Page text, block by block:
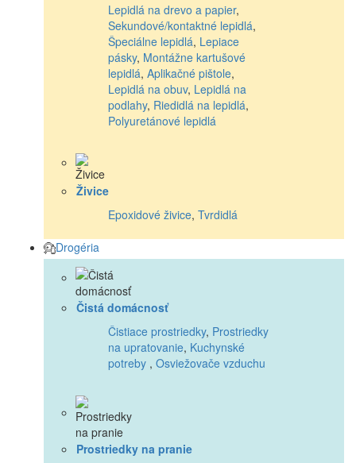
Lepidlá na drevo a papier,
Sekundové/kontaktné lepidlá,
Špeciálne lepidlá, Lepiace
pásky, Montážne kartušové
lepidlá, Aplikačné pištole,
Lepidlá na obuv, Lepidlá na
podlahy, Riedidlá na lepidlá,
Polyuretánové lepidlá
Živice
Epoxidové živice, Tvrdidlá
Drogéria
Čistá domácnosť
Čistiace prostriedky, Prostriedky
na upratovanie, Kuchynské
potreby , Osviežovače vzduchu
Prostriedky na pranie